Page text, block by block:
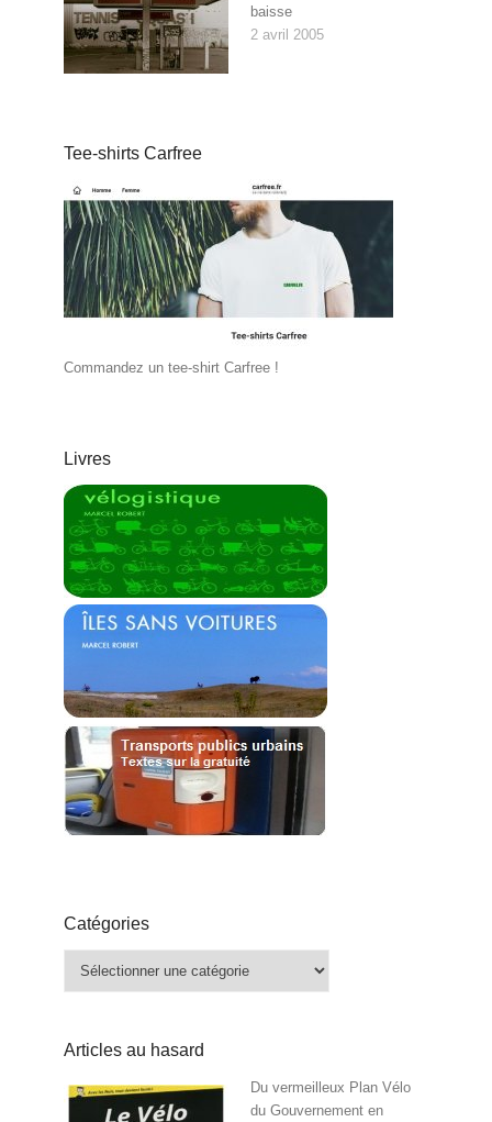
baisse
2 avril 2005
Tee-shirts Carfree
Commandez un tee-shirt Carfree !
Livres
Catégories
Catégories
Articles au hasard
Du vermeilleux Plan Vélo
du Gouvernement en